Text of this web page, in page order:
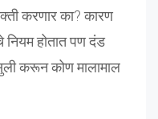
करणार का? कारण
नियम होतात पण दंड
करून कोण मालामाल